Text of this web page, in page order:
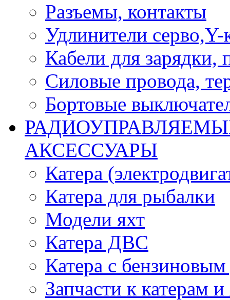
Разъемы, контакты
Удлинители серво,Y-
Кабели для зарядки,
Силовые провода,
Бортовые
АКСЕССУАРЫ
Катера
Катера для рыбалки
Модели яхт
Катера ДВС
Катера с бензиновым
Запчасти к катерам